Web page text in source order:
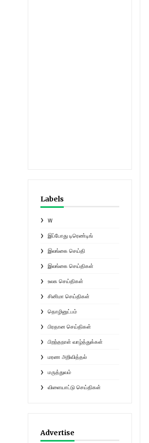
Labels
W
இப்போது டிரெண்டிங்
இலங்கை செய்தி
இலங்கை செய்திகள்
உலக செய்திகள்
சினிமா செய்திகள்
தொழினுட்பம்
பிரதான செய்திகள்
பிறந்தநாள் வாழ்த்துக்கள்
மரண அறிவித்தல்
மருத்துவம்
விளையாட்டு செய்திகள்
Advertise